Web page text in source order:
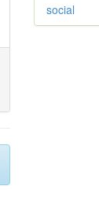
social